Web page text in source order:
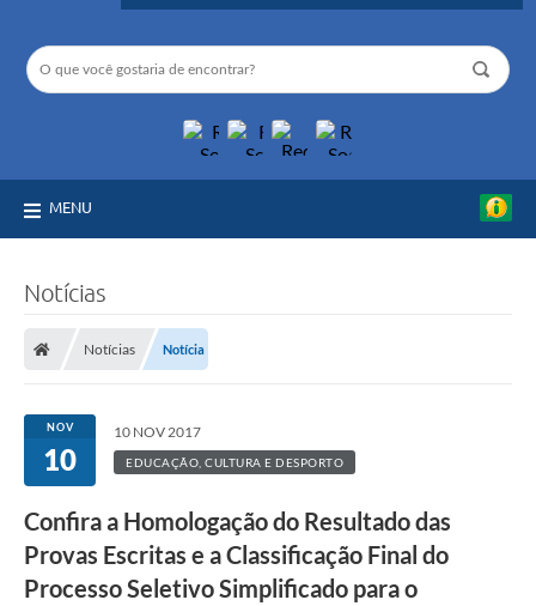
MENU
Notícias
Notícias Notícia
NOV
10
10 NOV 2017
EDUCAÇÃO, CULTURA E DESPORTO
Confira a Homologação do Resultado das
Provas Escritas e a Classificação Final do
Processo Seletivo Simplificado para o